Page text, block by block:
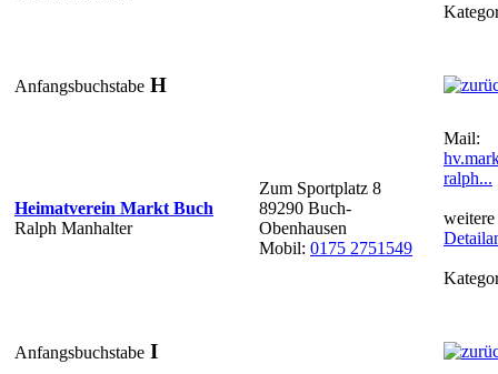
Anfangsbuchstabe H
Heimatverein Markt Buch
Ralph Manhalter
Zum Sportplatz 8
89290 Buch-
Obenhausen
Mobil: 0175 2751549
Mail:
ralph...
Anfangsbuchstabe I